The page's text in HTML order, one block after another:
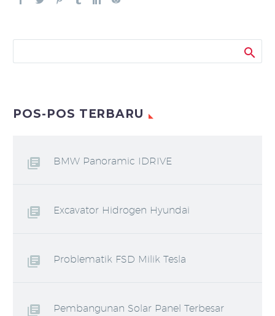
POS-POS TERBARU
BMW Panoramic IDRIVE
Excavator Hidrogen Hyundai
Problematik FSD Milik Tesla
Pembangunan Solar Panel Terbesar